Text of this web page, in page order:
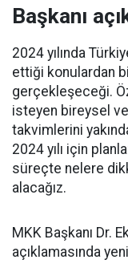
Başkanı
2024 yılında
ettiği konulardan
gerçekleşeceği.
isteyen bireysel ve
takvimlerini
2024 yılı için
süreçte nelere
alacağız.
MKK Başkanı Dr.
açıklamasında